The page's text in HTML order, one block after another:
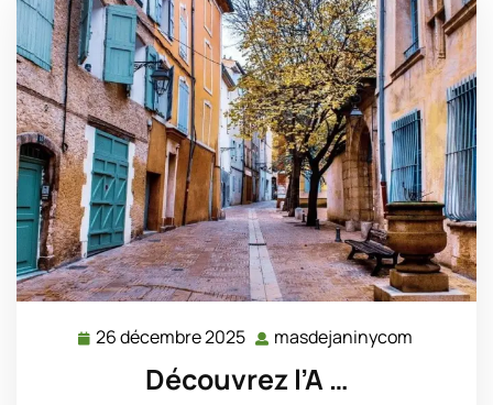
26 décembre 2025 26
décembre
2025
masdejaninycom
Découvrez l’A …